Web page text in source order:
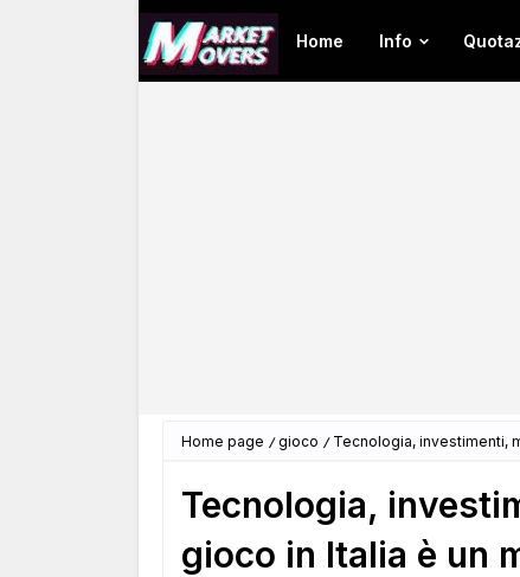
Home Info
Home page gioco Tecnologia, investimenti,
Tecnologia,
gioco in Italia è un